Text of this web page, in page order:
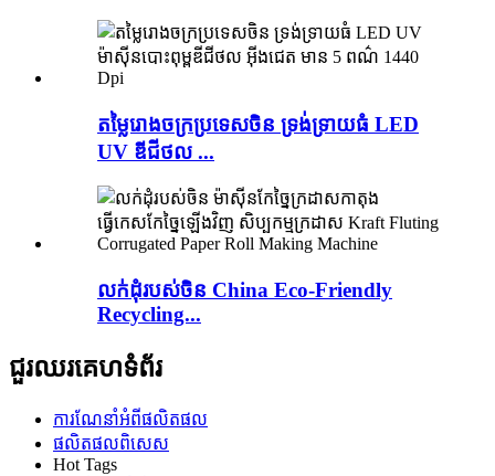
តម្លៃរោងចក្រប្រទេសចិន ទ្រង់ទ្រាយធំ LED
UV ឌីជីថល ...
លក់ដុំរបស់ចិន China Eco-Friendly
Recycling...
ជួរឈរគេហទំព័រ
ការណែនាំអំពីផលិតផល
ផលិតផលពិសេស
Hot Tags